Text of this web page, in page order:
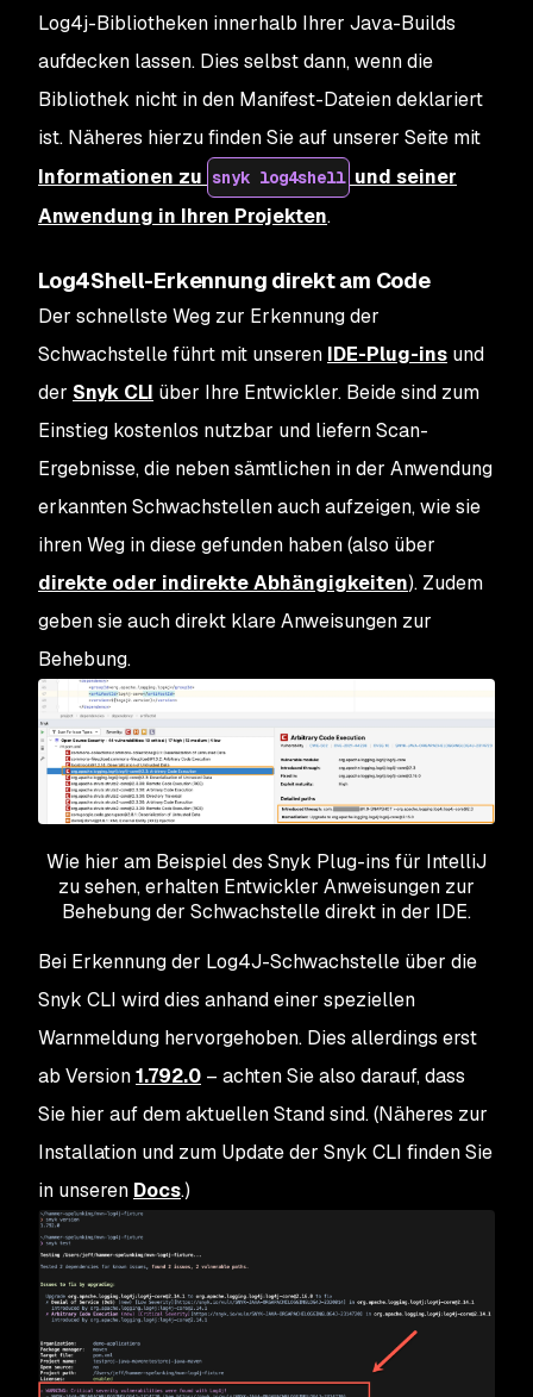
Log4j-Bibliotheken innerhalb Ihrer Java-Builds
aufdecken lassen. Dies selbst dann, wenn die
Bibliothek nicht in den Manifest-Dateien deklariert
ist. Näheres hierzu finden Sie auf unserer Seite mit
Informationen zu snyk log4shell und seiner
Anwendung in Ihren Projekten.
Log4Shell-Erkennung direkt am Code
Der schnellste Weg zur Erkennung der
Schwachstelle führt mit unseren IDE-Plug-ins und
der Snyk CLI über Ihre Entwickler. Beide sind zum
Einstieg kostenlos nutzbar und liefern Scan-
Ergebnisse, die neben sämtlichen in der Anwendung
erkannten Schwachstellen auch aufzeigen, wie sie
ihren Weg in diese gefunden haben (also über
direkte oder indirekte Abhängigkeiten). Zudem
geben sie auch direkt klare Anweisungen zur
Behebung.
Wie hier am Beispiel des Snyk Plug-ins für IntelliJ
zu sehen, erhalten Entwickler Anweisungen zur
Behebung der Schwachstelle direkt in der IDE.
Bei Erkennung der Log4J-Schwachstelle über die
Snyk CLI wird dies anhand einer speziellen
Warnmeldung hervorgehoben. Dies allerdings erst
ab Version1.792.0 – achten Sie also darauf, dass
Sie hier auf dem aktuellen Stand sind. (Näheres zur
Installation und zum Update der Snyk CLI finden Sie
in unseren Docs.)